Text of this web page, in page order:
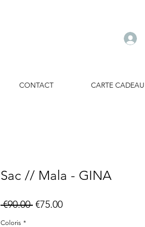
CONTACT CARTE CADEAU
Sac // Mala - GINA
€90.00 Regular
€75.00Sale
Coloris *